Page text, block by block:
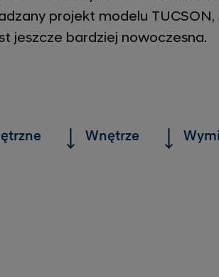
projekt modelu
jeszcze bardziej nowoczesna.
Wnętrze